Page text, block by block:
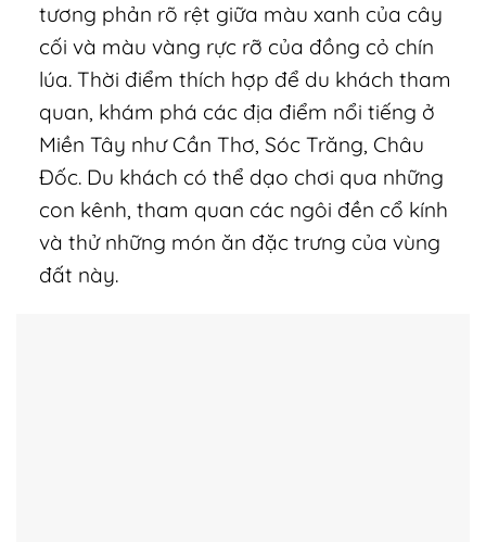
tương phản rõ rệt giữa màu xanh của cây
cối và màu vàng rực rỡ của đồng cỏ chín
lúa. Thời điểm thích hợp để du khách tham
quan, khám phá các địa điểm nổi tiếng ở
Miền Tây như Cần Thơ, Sóc Trăng, Châu
Đốc. Du khách có thể dạo chơi qua những
con kênh, tham quan các ngôi đền cổ kính
và thử những món ăn đặc trưng của vùng
đất này.